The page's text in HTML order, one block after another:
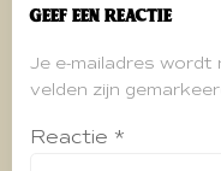
Geef een reactie
Je e-mailadres wordt
velden zijn
Reactie *